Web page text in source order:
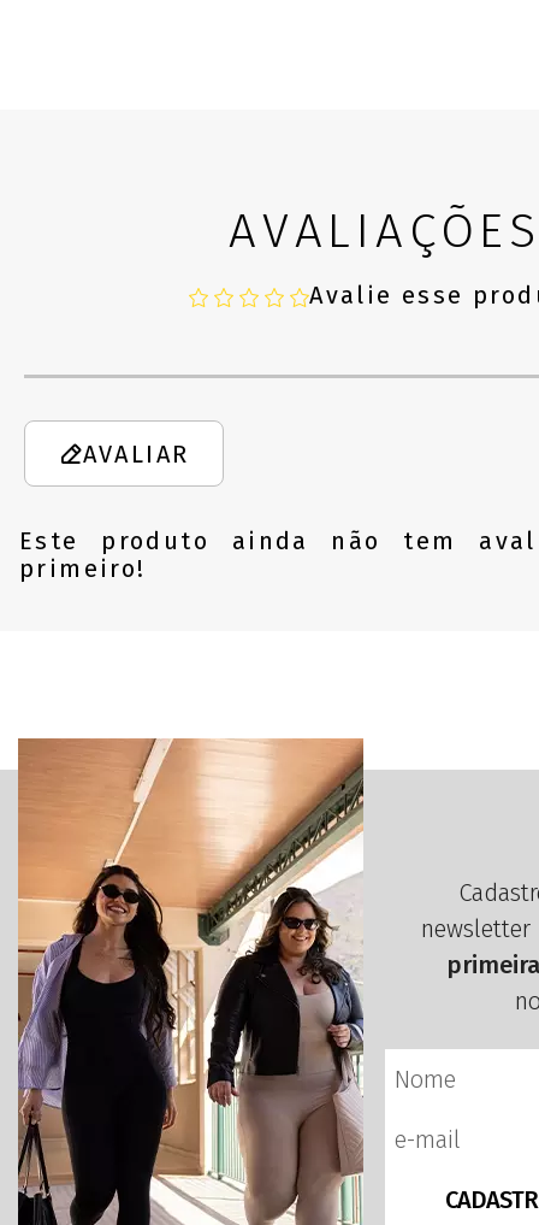
Avalie esse
AVALIAR
Este produto ainda não tem
primeiro!